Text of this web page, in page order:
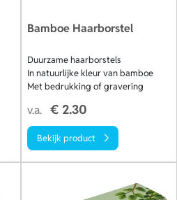
Bamboe Haarborstel
Duurzame haarborstels
In natuurlijke kleur van bamboe
Met bedrukking of gravering
v.a. € 2.30
Bekijk product